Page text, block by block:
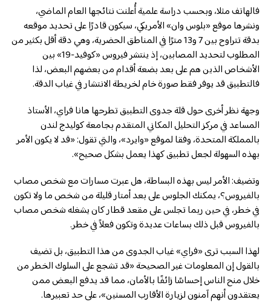
فالهاتف مثلا، وبحسب دراسة علمية أُعلنت نتائجها العام الماضي،
ونشرها موقع «بلوس وان» الأمريكي، سيكون قادرًا على تحديد موقعه
بدقة تتراوح بين 7 و13 مترًا في المناطق الحضرية، وهي دقة أقل بكثير من
المطلوب لتحديد المصابين، إذ ينتشر فيروس «كوفيد-19» بين
الأشخاص الذين هم على بعد بضعة أقدام من بعضهم البعض، لذا
فالتطبيق قد يوفر فقط صورة خام لخريطة الانتشار في غياب الدقة.
وجهة نظر أخرى حول قلة جدوى التطبيق تطرحها هانا فراي، الأستاذ
المساعد في مركز التحليل المكاني المتقدم بجامعة كوليدج لندن
بالمملكة المتحدة، وفقا لموقع «وايرد»، والتي تقول: «قد لا يكون الأمر
بهذه السهولة لجعل تطبيق كهذا يعمل بشكل صحيح».
وتضيف: الأمر ليس بهذه البساطة، هل عبرت مسارات مع شخص مصاب
بالفيروس؟، يمكنك الجلوس على بعد أمتار قليلة من شخص ما ولا تكون
في خطر، في حين ربما تجلس على مقعد قطار كان يشغله شخص مصاب
بالفيروس قبل ذلك بساعات عديدة وتكون فعلاً في خطر.
لهذا السبب ترى «فراي» غياب الجدوى من هذا التطبيق، بل تضيف
بالقول إن المعلومات غير الصحيحة «قد تشجع على السلوك الخطر من
خلال منح الناس إحساسًا زائفًا بالأمان، مما قد يدفع البعض ممن
يعتقدون أنهم آمنون لزيارة الأقارب المسنين»، على حد تعبيرها.